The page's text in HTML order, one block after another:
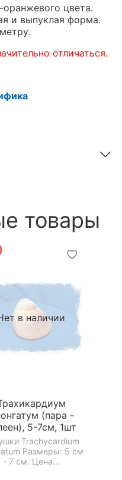
цвета.
и выпуклая форма.
отличаться.
товары
в наличии
(пара -
5-7см, 1шт
Trachycardium
Размеры: 5 см
- 7 см. Цена...